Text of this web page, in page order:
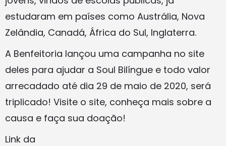
estudaram em países como Austrália, Nova
Zelândia, Canadá, África do Sul, Inglaterra.
A Benfeitoria lançou uma campanha no site
deles para ajudar a Soul Bilíngue e todo valor
arrecadado até dia 29 de maio de 2020, será
triplicado! Visite o site, conheça mais sobre a
causa e faça sua doação!
Link da